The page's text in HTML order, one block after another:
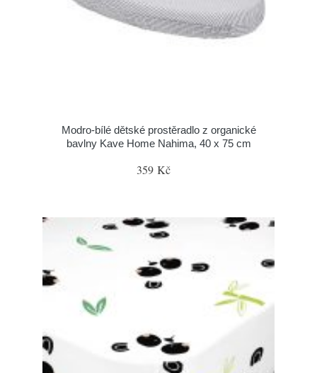
Modro-bílé dětské prostěradlo z organické
bavlny Kave Home Nahima, 40 x 75 cm
359 Kč